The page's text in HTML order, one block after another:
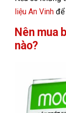
liệu An Vinh để
Nên mua
nào?